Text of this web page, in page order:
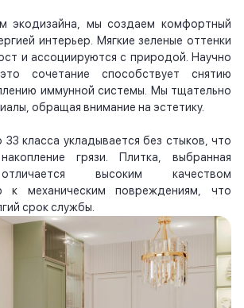
экодизайна, мы создаем комфортный
интерьер. Мягкие зеленые оттенки
и ассоциируются с природой. Научно
сочетание способствует снятию
иммунной системы. Мы тщательно
обращая внимание на эстетику.
класса укладывается без стыков, что
грязи. Плитка, выбранная
высоким качеством
к механическим повреждениям, что
срок службы.